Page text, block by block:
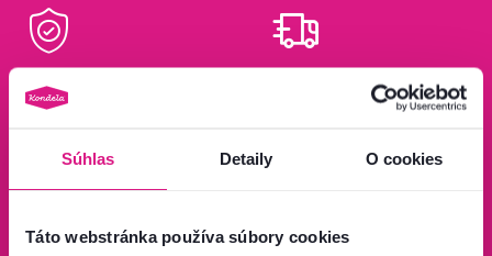
Súhlas Detaily O cookies
Táto webstránka používa súbory cookies
95 % tovaru na sklade
Vrátenie tovaru do 60 dní